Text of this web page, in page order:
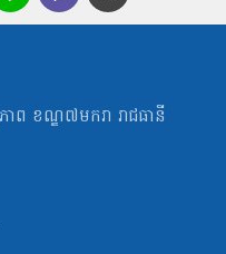
ព ខណ្ឌ៧មករា រាជធានី